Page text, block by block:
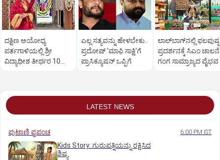
ದಕ್ಷಿಣ ಅಯೋಧ್ಯ
ಪರ್ತಗಾಳಿಯಲ್ಲಿ ಶ್ರೀ
ವಿದ್ಯಾಧೀಶ ತೀರ್ಥರ 10ನೇ
ಎಲ್ಲ ಸತ್ಯವನ್ನು ಹೇಳಬೇಕು..
ಪ್ರದೋಷ್‌ ʼಮಾಫಿ ಸಾಕ್ಷಿʼಗೆ
ಪ್ರಾಸಿಕ್ಯೂಷನ್ ಒಪ್ಪಿಗೆ
ಲಾಲ್‌ಬಾಗ್‌ನಲ್ಲಿ ಫಲಪುಷ್ಪ
ಪ್ರದರ್ಶನಕ್ಕೆ ಸಿಎಂ
ಗಂಗ ಸಾಮ್ರಾಜ್ಯದ ವೈಭವ
LATEST NEWS
ಪುಟಾಣಿ ಪ್ರಪಂಚ 6:00 PM IST
Kids Story: ಗುರುಪತ್ನಿಯನ್ನು ರಕ್ಷಿಸಿದ
ಶಿಷ್ಯ